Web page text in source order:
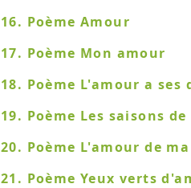
16. Poème Amour
17. Poème Mon amour
18. Poème L'amour a ses
19. Poème Les saisons
20. Poème L'amour de
21. Poème Yeux verts